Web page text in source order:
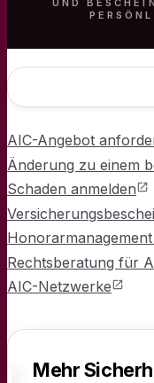
UND
AIC-Angebot
Änderung zu einem
Schaden anmelden
Rechtsberatung für
AIC-Netzwerke
Mehr